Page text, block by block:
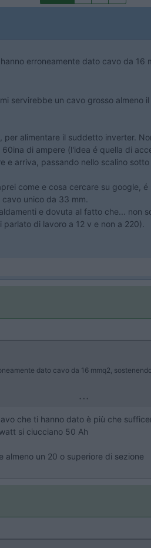
erroneamente dato cavo da
servirebbe un cavo grosso
alimentare il suddetto inverter.
di ampere (l'idea é quella di
arriva, passando nello scalino
come e cosa cercare su
unico da 33 mm.
e dovuta al fatto che...
di lavoro a 12 v e non a 220).
dato cavo da 16 mmq2,
...
che ti hanno dato è più che
si ciucciano 50 Ah
un 20 o superiore di sezione